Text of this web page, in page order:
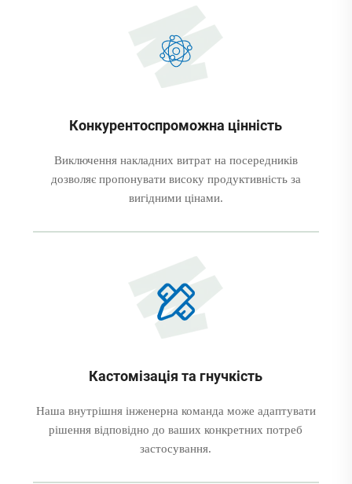
Конкурентоспроможна цінність
Виключення накладних витрат на посередників
дозволяє пропонувати високу продуктивність за
вигідними цінами.
Кастомізація та гнучкість
Наша внутрішня інженерна команда може адаптувати
рішення відповідно до ваших конкретних потреб
застосування.